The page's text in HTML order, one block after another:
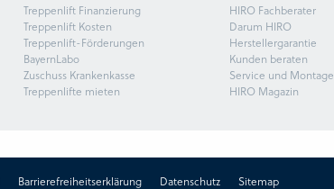
Treppenlift Finanzierung
Treppenlift Kosten
Treppenlift-Förderungen
BayernLabo
Zuschuss Krankenkasse
Treppenlifte mieten
HIRO Fachberater
Darum HIRO
Herstellergarantie
Kunden beraten
Service und Montage
HIRO Magazin
Barrierefreiheitserklärung Datenschutz Sitemap